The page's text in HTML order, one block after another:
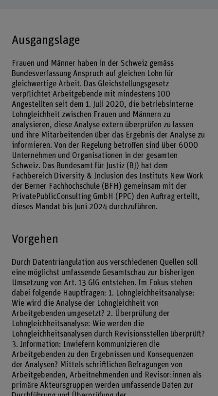
Ausgangslage
Frauen und Männer haben in der Schweiz gemäss
Bundesverfassung Anspruch auf gleichen Lohn für
gleichwertige Arbeit. Das Gleichstellungsgesetz
verpflichtet Arbeitgebende mit mindestens 100
Angestellten seit dem 1. Juli 2020, die betriebsinterne
Lohngleichheit zwischen Frauen und Männern zu
analysieren, diese Analyse extern überprüfen zu lassen
und ihre Mitarbeitenden über das Ergebnis der Analyse zu
informieren. Von der Regelung betroffen sind über 6000
Unternehmen und Organisationen in der gesamten
Schweiz. Das Bundesamt für Justiz (BJ) hat dem
Fachbereich Diversity & Inclusion des Instituts New Work
der Berner Fachhochschule (BFH) gemeinsam mit der
PrivatePublicConsulting GmbH (PPC) den Auftrag erteilt,
dieses Mandat bis Juni 2024 durchzuführen.
Vorgehen
Durch Datentriangulation aus verschiedenen Quellen soll
eine möglichst umfassende Gesamtschau zur bisherigen
Umsetzung von Art. 13 GlG entstehen. Im Fokus stehen
dabei folgende Hauptfragen: 1. Lohngleichheitsanalyse:
Wie wird die Analyse der Lohngleichheit von
Arbeitgebenden umgesetzt? 2. Überprüfung der
Lohngleichheitsanalyse: Wie werden die
Lohngleichheitsanalysen durch Revisionsstellen überprüft?
3. Information: Inwiefern kommunizieren die
Arbeitgebenden zu den Ergebnissen und Konsequenzen
der Analysen? Mittels schriftlichen Befragungen von
Arbeitgebenden, Arbeitnehmenden und Revisor:innen als
primäre Akteursgruppen werden umfassende Daten zur